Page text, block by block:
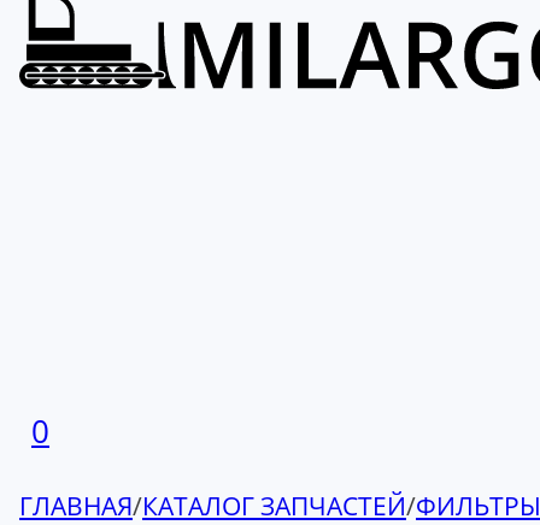
0
ГЛАВНАЯ/КАТАЛОГ ЗАПЧАСТЕЙ/ФИЛЬТРЫ